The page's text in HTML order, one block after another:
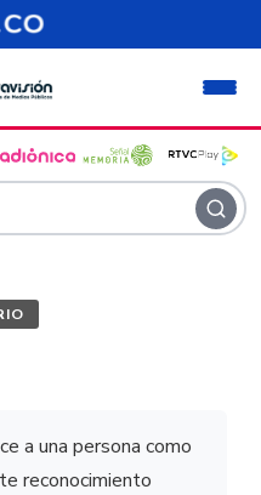
a una persona como
reconocimiento